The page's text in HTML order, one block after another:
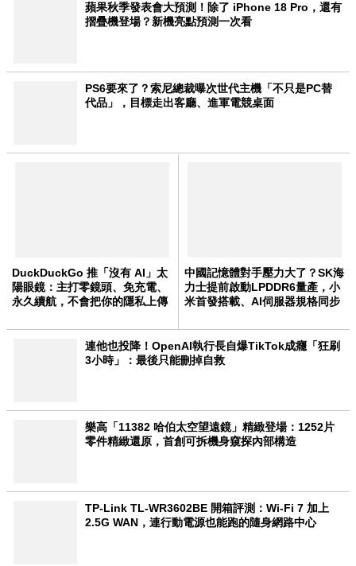
蘋果秋季發表會大預測！除了 iPhone 18 Pro，還有
摺疊機登場？新機亮點預測一次看
PS6要來了？索尼總裁曝次世代主機「不只是PC替
代品」，目標走出客廳、進軍電競桌面
DuckDuckGo 推「沒有 AI」太
陽眼鏡：主打零鏡頭、免充電、
永久續航，不會把你的隱私上傳
中國記憶體對手壓力大了？SK海
力士提前啟動LPDDR6量產，小
米首發搭載、AI伺服器規格同步
連他也投降！OpenAI執行長自爆TikTok成癮「狂刷
3小時」：最後只能刪掉自救
樂高「11382 哈伯太空望遠鏡」精緻登場：1252片
零件精緻還原，首創可拆機身窺探內部構造
TP-Link TL-WR3602BE 開箱評測：Wi-Fi 7 加上
2.5G WAN，連行動電源也能跑的隨身網路中心